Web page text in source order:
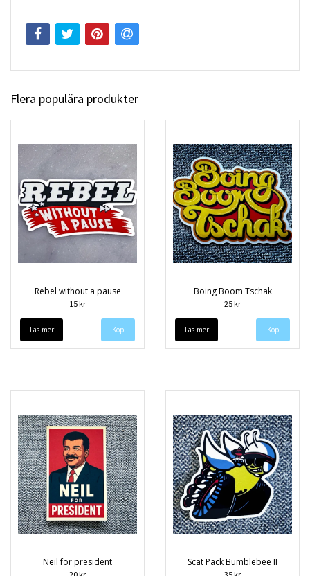
Flera populära produkter
Rebel without a pause
15 kr
Läs mer
Boing Boom Tschak
25 kr
Läs mer
Neil for president Scat Pack Bumblebee II